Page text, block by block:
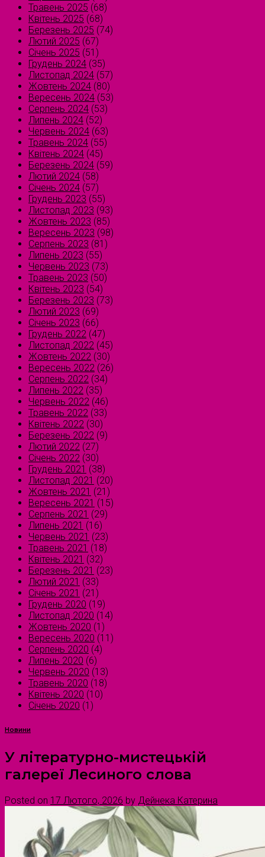
Травень 2025 (68)
Квітень 2025 (68)
Березень 2025 (74)
Лютий 2025 (67)
Січень 2025 (51)
Грудень 2024 (35)
Листопад 2024 (57)
Жовтень 2024 (80)
Вересень 2024 (53)
Серпень 2024 (53)
Липень 2024 (52)
Червень 2024 (63)
Травень 2024 (55)
Квітень 2024 (45)
Березень 2024 (59)
Лютий 2024 (58)
Січень 2024 (57)
Грудень 2023 (55)
Листопад 2023 (93)
Жовтень 2023 (85)
Вересень 2023 (98)
Серпень 2023 (81)
Липень 2023 (55)
Червень 2023 (73)
Травень 2023 (50)
Квітень 2023 (54)
Березень 2023 (73)
Лютий 2023 (69)
Січень 2023 (66)
Грудень 2022 (47)
Листопад 2022 (45)
Жовтень 2022 (30)
Вересень 2022 (26)
Серпень 2022 (34)
Липень 2022 (35)
Червень 2022 (46)
Травень 2022 (33)
Квітень 2022 (30)
Березень 2022 (9)
Лютий 2022 (27)
Січень 2022 (30)
Грудень 2021 (38)
Листопад 2021 (20)
Жовтень 2021 (21)
Вересень 2021 (15)
Серпень 2021 (29)
Липень 2021 (16)
Червень 2021 (23)
Травень 2021 (18)
Квітень 2021 (32)
Березень 2021 (23)
Лютий 2021 (33)
Січень 2021 (21)
Грудень 2020 (19)
Листопад 2020 (14)
Жовтень 2020 (1)
Вересень 2020 (11)
Серпень 2020 (4)
Липень 2020 (6)
Червень 2020 (13)
Травень 2020 (18)
Квітень 2020 (10)
Січень 2020 (1)
Новини
У літературно-мистецькій
галереї Лесиного слова
Posted on 17 Лютого, 2026 by Дейнека Катерина